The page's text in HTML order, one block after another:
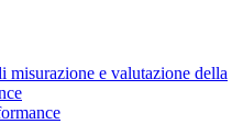
misurazione e valutazione della